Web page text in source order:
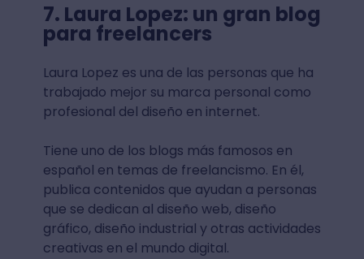
7. Laura Lopez: un gran blog
para freelancers
Laura Lopez es una de las personas que ha
trabajado mejor su marca personal como
profesional del diseño en internet.
Tiene uno de los blogs más famosos en
español en temas de freelancismo. En él,
publica contenidos que ayudan a personas
que se dedican al diseño web, diseño
gráfico, diseño industrial y otras actividades
creativas en el mundo digital.